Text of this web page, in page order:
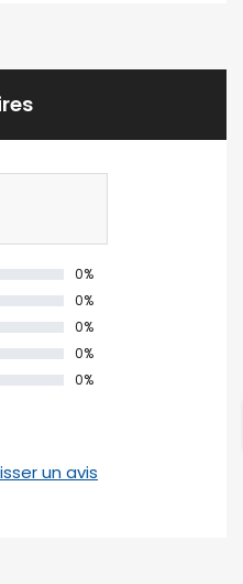
0%
0%
0%
0%
0%
un avis